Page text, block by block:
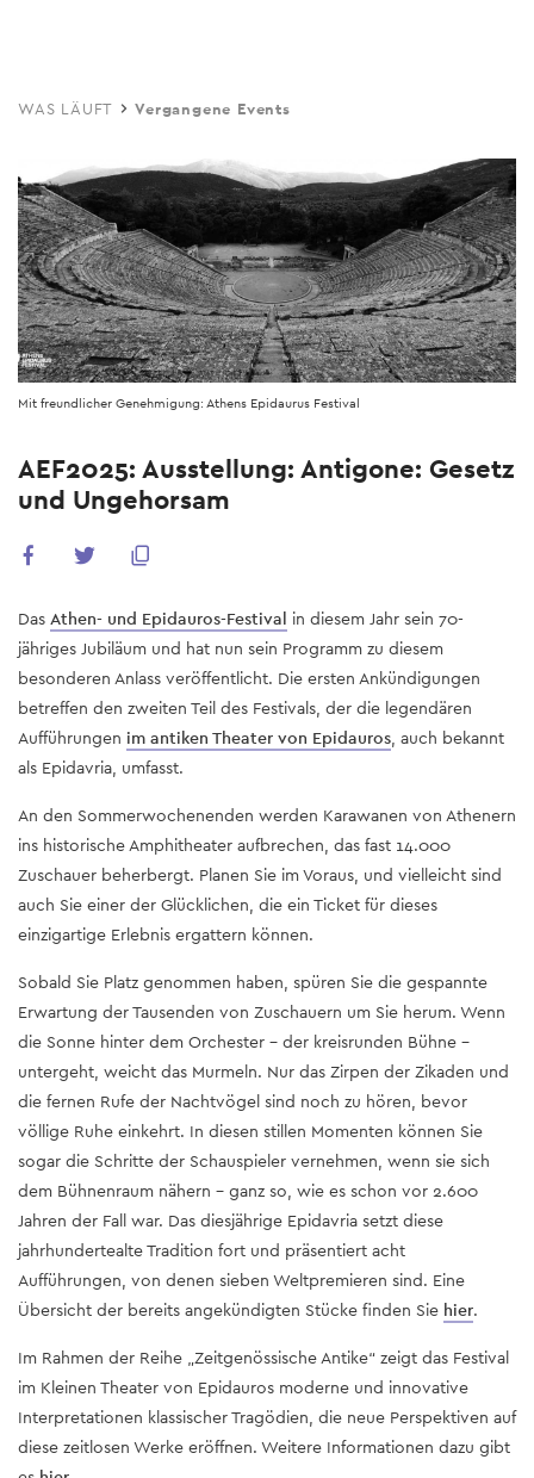
main
WAS LÄUFT Vergangene Events
Mit freundlicher Genehmigung: Athens Epidaurus Festival
AEF2025: Ausstellung: Antigone: Gesetz
und Ungehorsam
Das Athen- und Epidauros-Festival in diesem Jahr sein 70-
jähriges Jubiläum und hat nun sein Programm zu diesem
besonderen Anlass veröffentlicht. Die ersten Ankündigungen
betreffen den zweiten Teil des Festivals, der die legendären
Aufführungen im antiken Theater von Epidauros, auch bekannt
als Epidavria, umfasst.
An den Sommerwochenenden werden Karawanen von Athenern
ins historische Amphitheater aufbrechen, das fast 14.000
Zuschauer beherbergt. Planen Sie im Voraus, und vielleicht sind
auch Sie einer der Glücklichen, die ein Ticket für dieses
einzigartige Erlebnis ergattern können.
Sobald Sie Platz genommen haben, spüren Sie die gespannte
Erwartung der Tausenden von Zuschauern um Sie herum. Wenn
die Sonne hinter dem Orchester – der kreisrunden Bühne –
untergeht, weicht das Murmeln. Nur das Zirpen der Zikaden und
die fernen Rufe der Nachtvögel sind noch zu hören, bevor
völlige Ruhe einkehrt. In diesen stillen Momenten können Sie
sogar die Schritte der Schauspieler vernehmen, wenn sie sich
dem Bühnenraum nähern – ganz so, wie es schon vor 2.600
Jahren der Fall war. Das diesjährige Epidavria setzt diese
jahrhundertealte Tradition fort und präsentiert acht
Aufführungen, von denen sieben Weltpremieren sind. Eine
Übersicht der bereits angekündigten Stücke finden Sie hier.
Im Rahmen der Reihe „Zeitgenössische Antike“ zeigt das Festival
im Kleinen Theater von Epidauros moderne und innovative
Interpretationen klassischer Tragödien, die neue Perspektiven auf
diese zeitlosen Werke eröffnen. Weitere Informationen dazu gibt